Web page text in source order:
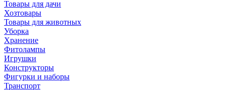
Товары для дачи
Хозтовары
Товары для животных
Уборка
Хранение
Фитолампы
Игрушки
Конструкторы
Фигурки и наборы
Транспорт